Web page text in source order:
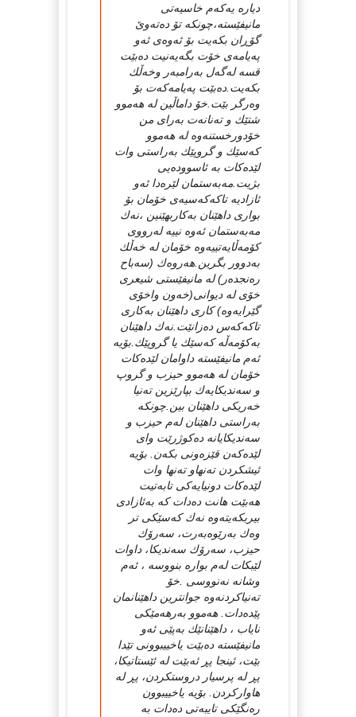
دیاره‌ یه‌كه‌م خاسیه‌تی
مانیفێسته‌،چونكه‌ تۆ ده‌ته‌وێ‌
گۆڕان بكه‌یت بۆ ئه‌وه‌ی ئه‌و
په‌یامه‌ی خۆت بگه‌یه‌نیت ده‌بێت
قسه‌ له‌گه‌ل به‌رامبه‌ر وخه‌ڵك
بكه‌یت.ده‌بێت په‌یامه‌كه‌ت بۆ
وه‌رگر بێت.خۆ داماڵین له‌ هه‌موو
شتێك و ته‌نانه‌ت به‌رای من
خۆدورخستنه‌وه‌ له‌ هه‌موو
كه‌سێك و گروپێك به‌راستی وات
لێده‌كات به‌ ئاسووده‌یی
بژیت.مه‌به‌ستمان لێره‌دا ئه‌و
ئازادیه‌ تاكه‌كه‌سیه‌ی خۆمان بۆ
بواری داهێنان به‌كاربهێنین ،نه‌ك
مه‌به‌ستمان ئه‌وه‌ نییه‌ له‌رووی
كۆمه‌ڵایه‌تییه‌وه‌ خۆمان له‌ خه‌ڵك
به‌دوور بگرین.هه‌روه‌ك (سه‌باح
ره‌نجده‌ر) له‌ مانیفێستی شیعری
خۆی له‌ دیوانی(خه‌ون واخۆی
گێرایه‌وه‌) كاری داهێنان به‌كاری
تاكه‌كه‌س ده‌زانێت.نه‌ك داهێنان
به‌كۆمه‌ڵه‌ كه‌سێك یا گروپێك.بۆیه‌
ئه‌م مانیفێسته‌ داوامان لێده‌كات
خۆمان له‌ هه‌موو حیزب و گروپ
و سه‌ندیكایه‌ك بپارێزین ته‌نیا
خه‌ریكی داهێنان بین.چونكه‌
به‌راستی داهێنان له‌م حیزب و
سه‌ندیكایانه‌ ده‌كوژرێت وای
لێده‌كه‌ن قێزه‌ونی بكه‌ن. بۆیه‌
ئیشكردن ته‌نهاو ته‌نها وات
لێده‌كات دونیایه‌كی تابه‌تیت
هه‌بێت هانت ده‌دات كه‌ به‌ئازادی
بیربكه‌یته‌وه‌ نه‌ك كه‌سێكی تر
وه‌ك به‌رێوه‌به‌رت، سه‌رۆك
حیزب، سه‌رۆك سه‌ندیكا، داوات
لێبكات له‌م بواره‌ بنووسه‌ ، ئه‌م
وشانه‌ نه‌نووسی .خۆ
ته‌نیاكردنه‌وه‌ جوانترین داهێنانمان
پێده‌دات. هه‌موو به‌رهه‌مێكی
نایاب ، داهێنانێك به‌پێی ئه‌و
مانیفێسته‌ ده‌بێت یاخییبوونی تێدا
بێت، ئینجا پڕ ئه‌بێت له‌ ئێستاتیكا،
پڕ له‌ پرسیار دروستكردن، پڕ له‌
هاواركردن. بۆیه‌ یاخییبوون
ره‌نگێكی تایبه‌تی ده‌دات به‌